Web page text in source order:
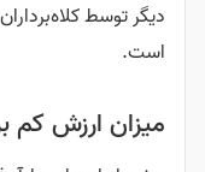
دیگر توسط
است.
میزان ارزش کم